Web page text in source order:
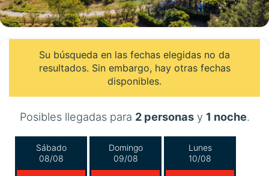
Su búsqueda en las fechas elegidas no da
resultados. Sin embargo, hay otras fechas
disponibles.
Posibles llegadas para 2 personasy 1 noche.
Sábado
08/08
Domingo
09/08
Lunes
10/08